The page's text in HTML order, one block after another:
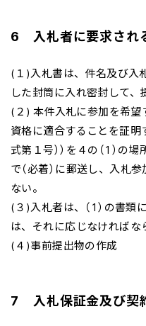
6 入札者に要求され
(１)入札書は、件名及び入
した封筒に入れ密封して、
(２) 本件入札に参加を希
資格に適合することを証明
式第１号））を４の（1）
で（必着）に郵送し、入札
ない。
(３)入札者は、（1）の書
は、それに応じなければな
(４)事前提出物の作成
7 入札保証金及び契